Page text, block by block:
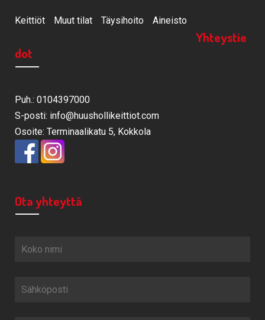
Keittiöt Muut tilat Täysihoito Aineisto
Yhteystie
dot
Puh.: 0104397000
S-posti: info@huushollikeittiot.com
Osoite: Terminaalikatu 5, Kokkola
Ota yhteyttä